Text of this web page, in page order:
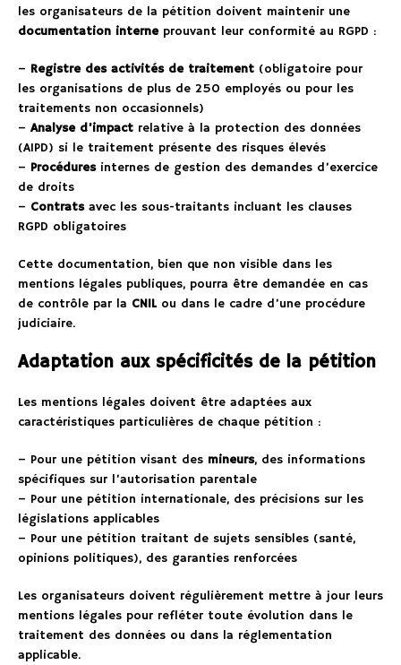
les organisateurs de la pétition doivent maintenir une
documentation interneprouvant leur conformité au RGPD :
– Registre des activités de traitement (obligatoire pour
les organisations de plus de 250 employés ou pour les
traitements non occasionnels)
– Analyse d’impact relative à la protection des données
(AIPD) si le traitement présente des risques élevés
– Procéduresinternes de gestion des demandes d’exercice
de droits
– Contratsavec les sous-traitants incluant les clauses
RGPD obligatoires
Cette documentation, bien que non visible dans les
mentions légales publiques, pourra être demandée en cas
de contrôle par la CNIL ou dans le cadre d’une procédure
judiciaire.
Adaptation aux spécificités de la pétition
Les mentions légales doivent être adaptées aux
caractéristiques particulières de chaque pétition :
– Pour une pétition visant des mineurs, des informations
spécifiques sur l’autorisation parentale
– Pour une pétition internationale, des précisions sur les
législations applicables
– Pour une pétition traitant de sujets sensibles (santé,
opinions politiques), des garanties renforcées
Les organisateurs doivent régulièrement mettre à jour leurs
mentions légales pour refléter toute évolution dans le
traitement des données ou dans la réglementation
applicable.